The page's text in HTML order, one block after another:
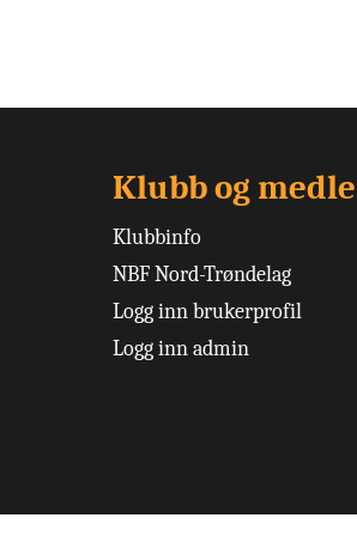
Klubb og
Klubbinfo
NBF Nord-Trøndelag
Logg inn brukerprofil
Logg inn admin